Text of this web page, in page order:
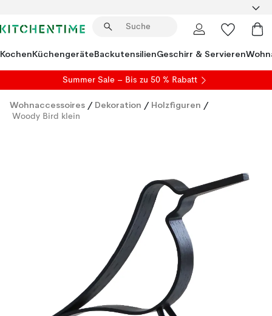
KochenKüchengeräteBackutensilienGeschirr & Servieren
Summer Sale – Bis zu 50 % Rabatt
Wohnaccessoires / Dekoration / Holzfiguren /
Woody Bird klein